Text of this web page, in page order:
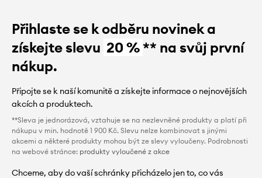
Přihlaste se k odběru novinek a
získejte slevu 20 %** na svůj první
nákup.
Připojte se k naší komunitě a získejte informace o nejnovějších
akcích a produktech.
**Sleva je jednorázová, vztahuje se na nezlevněné produkty a platí při
nákupu v min. hodnotě 1 900 Kč. Slevu nelze kombinovat s jinými
akcemi a některé produkty mohou být ze slevy vyloučeny. Podrobnosti
na webové stránce: produkty vyloučené z akce
Chceme, aby do vaší schránky přicházelo jen to, co vás